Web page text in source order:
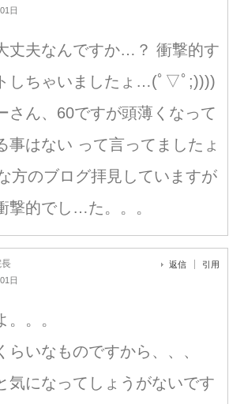
日
丈夫なんですか…？ 衝撃的す
しちゃいましたょ…(ﾟ▽ﾟ;))))
さん、60ですが頭薄くなって
事はない って言ってましたょ
方のブログ拝見していますが
撃的でし…た。。。
長
日
返信 引用
。。。
らいなものですから、、、
気になってしょうがないです